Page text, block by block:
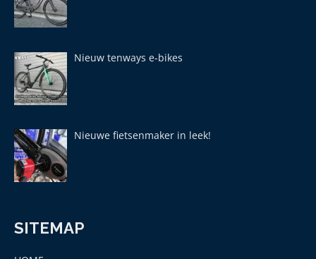
Nieuw tenways e-bikes
Nieuwe fietsenmaker in leek!
SITEMAP